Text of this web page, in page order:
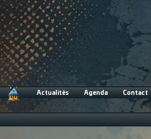
Actualités Agenda Contact